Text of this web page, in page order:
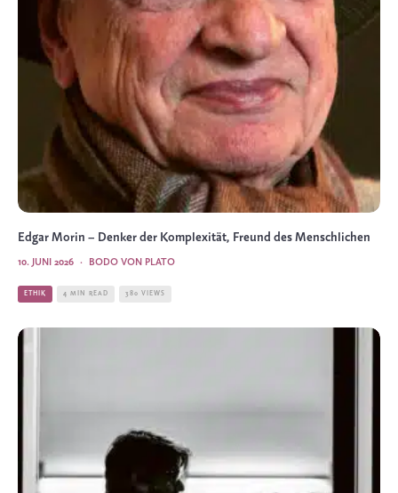
Edgar Morin – Denker der Komplexität, Freund des Menschlichen
BODO VON PLATO
·
10. JUNI 2026
ETHIK 4 MIN READ 380 VIEWS